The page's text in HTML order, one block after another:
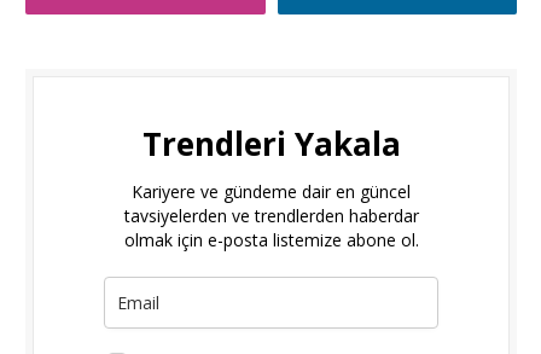
Trendleri Yakala
Kariyere ve gündeme dair en güncel
tavsiyelerden ve trendlerden haberdar
olmak için e-posta listemize abone ol.